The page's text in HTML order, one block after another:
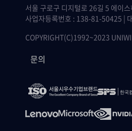
서울 구로구 디지털로 26길 5 에이
사업자등록번호 : 138-81-50425 |
COPYRIGHT(C)1992~2023
문의